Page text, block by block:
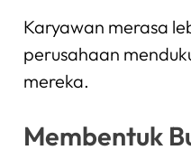
Karyawan merasa
perusahaan
mereka.
Membentuk